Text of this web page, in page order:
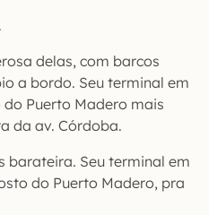
delas, com barcos
a bordo. Seu terminal em
Puerto Madero mais
da av. Córdoba.
barateira. Seu terminal em
do Puerto Madero, pra